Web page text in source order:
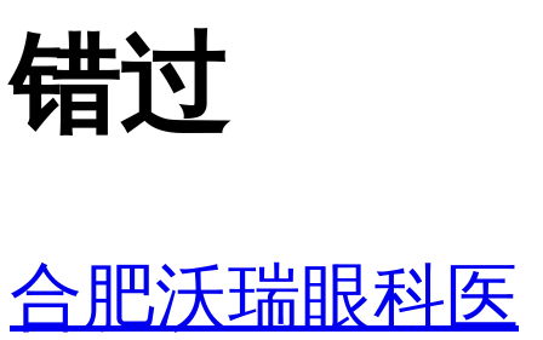
错过
合肥沃瑞眼科医